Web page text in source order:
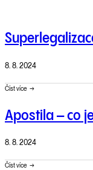
8. 8. 2024
Číst více
Apostila – co
8. 8. 2024
Číst více